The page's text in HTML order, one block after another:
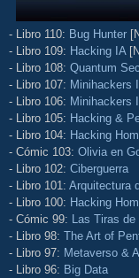
- Libro 110: Bug Hunter
- Libro 109: Hacking IA
- Libro 108: Quantum
- Libro 107: Minihackers
- Libro 106: Minihackers I
- Libro 105: Hacking &
- Libro 104: Hacking
- Cómic 103: Olivia en
- Libro 102: Ciberguerra
- Libro 101: Arquitectura
- Libro 100: Hacking
- Cómic 99: Las Tiras de
- Libro 98: The Art of
- Libro 97: Metaverso &
- Libro 96: Big Data